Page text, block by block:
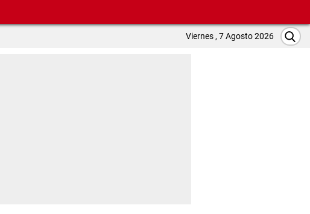
Viernes , 7 Agosto 2026